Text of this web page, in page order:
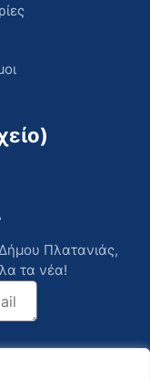
Πλατανιάς,
τα νέα!